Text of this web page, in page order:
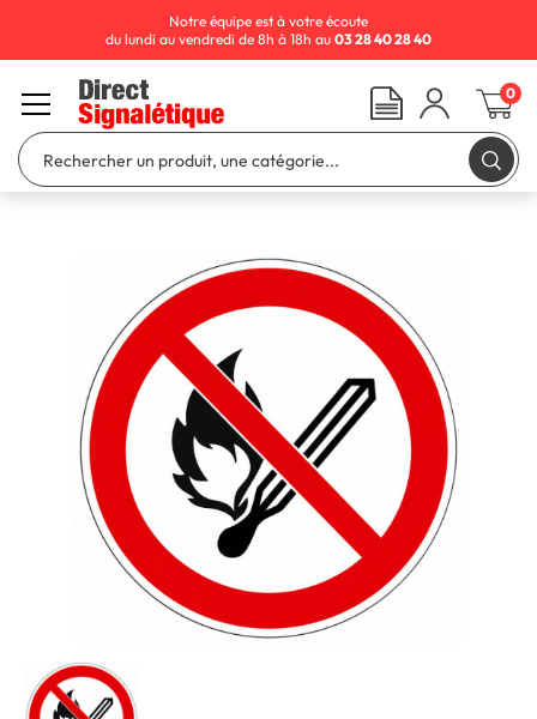
Notre équipe est à votre écoute
du lundi au vendredi de 8h à 18h au 03 28 40 28 40
0